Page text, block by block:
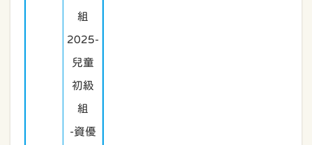
組
2025-
兒童
初級
組
-資優